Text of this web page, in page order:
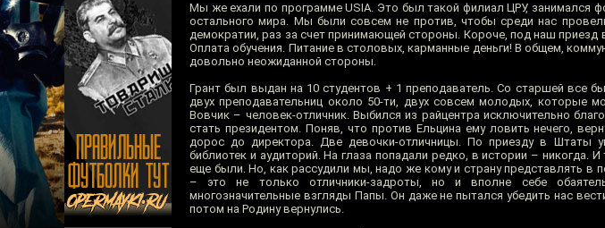
Мы же ехали по программе USIA. Это был такой филиал ЦРУ, занимался
остального мира. Мы были совсем не против, чтобы среди нас
демократии, раз за счет принимающей стороны. Короче, под наш
Оплата обучения. Питание в столовых, карманные деньги! В общем,
довольно неожиданной стороны.
Грант был выдан на 10 студентов + 1 преподаватель. Со старшей все
двух преподавательниц около 50-ти, двух совсем молодых, которые
Вовчик – человек-отличник. Выбился из райцентра исключительно
стать президентом. Поняв, что против Ельцина ему ловить нечего,
дорос до директора. Две девочки-отличницы. По приезду в Штаты
библиотек и аудиторий. На глаза попадали редко, в истории – никогда.
еще были. Но, как рассудили мы, надо же кому и страну представлять в
– это не только отличники-задроты, но и вполне себе
многозначительные взгляды Папы. Он даже не пытался убедить нас
потом на Родину вернулись.